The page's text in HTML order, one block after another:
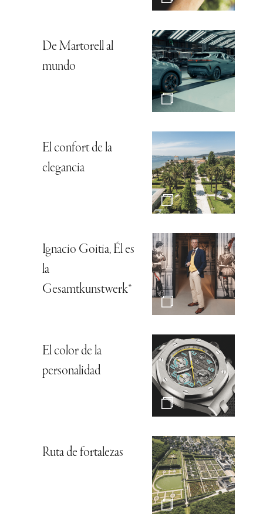
De Martorell al
mundo
El confort de la
elegancia
Ignacio Goitia, Él es
la
Gesamtkunstwerk*
El color de la
personalidad
Ruta de fortalezas